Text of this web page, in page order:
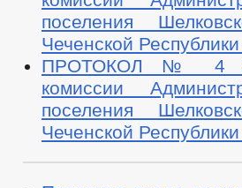
поселения
Чеченской
ПРОТОКОЛ № 4
комиссии
поселения
Чеченской